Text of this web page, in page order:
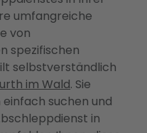
umfangreiche
von
spezifischen
selbstverständlich
im Wald. Sie
suchen und
in